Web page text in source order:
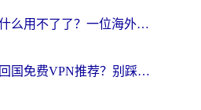
归雁加速器为什么用不了了？一位海外游子的真实困惑与技术解答
海外党必看：回国免费VPN推荐？别踩坑！教你选对加速器无缝刷国内资源